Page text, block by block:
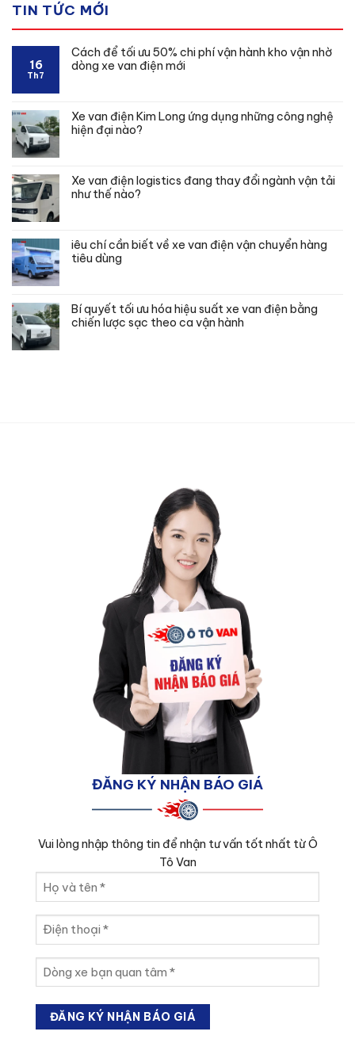
0
TIN TỨC MỚI
16
Th7
Cách để tối ưu 50% chi phí vận hành kho vận nhờ
dòng xe van điện mới
Xe van điện Kim Long ứng dụng những công nghệ
hiện đại nào?
Xe van điện logistics đang thay đổi ngành vận tải
như thế nào?
iêu chí cần biết về xe van điện vận chuyển hàng
tiêu dùng
Bí quyết tối ưu hóa hiệu suất xe van điện bằng
chiến lược sạc theo ca vận hành
ĐĂNG KÝ NHẬN BÁO GIÁ
Vui lòng nhập thông tin để nhận tư vấn tốt nhất từ Ô
Tô Van
và
tên
(Required)
thoại
xe
bạn
quan